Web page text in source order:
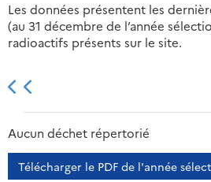
Les données présentent les
(au 31 décembre de l’année
radioactifs présents sur le site.
2013 2014
Aucun déchet répertorié
Télécharger le PDF de l'année